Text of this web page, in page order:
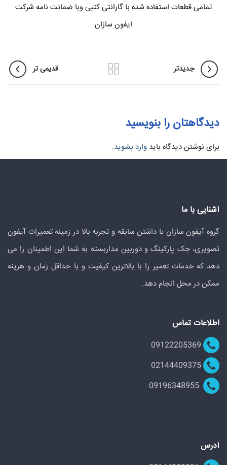
تمامی قطعات استفاده شده با گارانتی کتبی وبا ضمانت نامه شرکت
ایفون سازان
جدیدتر قدیمی تر
دیدگاهتان را بنویسید
برای نوشتن دیدگاه باید وارد بشوید.
آشنایی با ما
گروه آیفون سازان با داشتن سابقه و تجربه بالا در زمینه تعمیرات آیفون
تصویری، جک پارکینگ و دوربین مداربسته به شما این اطمینان را می
دهد که خدمات تعمیر را با بالاترین کیفیت و با حداقل زمان و هزینه
ممکن در محل انجام دهد.
اطلاعات تماس
آدرس